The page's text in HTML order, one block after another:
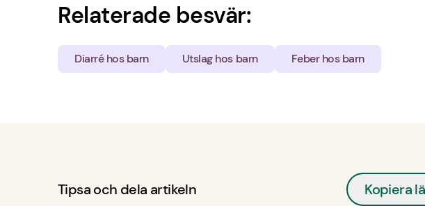
Relaterade besvär:
Diarré hos barn Utslag hos barn Feber hos barn
Tipsa och dela artikeln Kopiera